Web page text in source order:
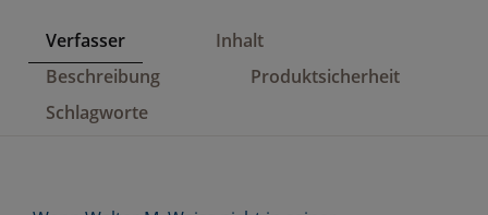
Verfasser
Inhalt
Beschreibung
Produktsicherheit
Schlagworte